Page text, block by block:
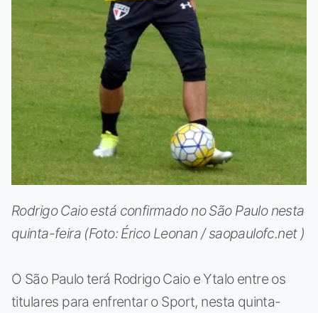
Rodrigo Caio está confirmado no São Paulo nesta
quinta-feira (Foto: Érico Leonan / saopaulofc.net )
O São Paulo terá Rodrigo Caio e Ytalo entre os
titulares para enfrentar o Sport, nesta quinta-